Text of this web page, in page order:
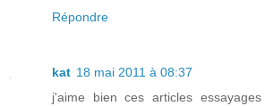
Répondre
kat 18 mai 2011 à 08:37
j'aime bien ces articles